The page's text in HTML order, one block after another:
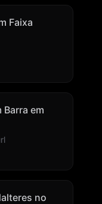
Faixa
em
no